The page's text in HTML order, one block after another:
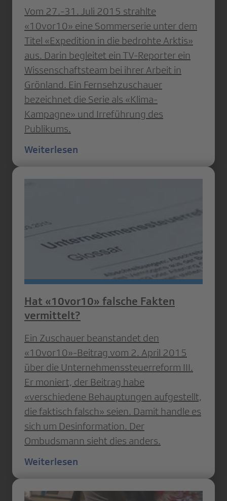
Vom 27.-31. Juli 2015 strahlte
«10vor10» eine Sommerserie unter dem
Titel «Expedition in die bedrohte Arktis»
aus. Darin begleitet ein TV-Reporter ein
Wissenschaftsteam bei ihrer Arbeit in
Grönland. Ein Fernsehzuschauer
bezeichnet die Serie als «Klima-
Kampagne» und Irreführung des
Publikums.
Weiterlesen
Hat «10vor10» falsche Fakten
vermittelt?
Ein Zuschauer beanstandet den
«10vor10»-Beitrag vom 2. April 2015
über die Unternehmenssteuerreform III.
Er moniert, der Beitrag habe
«verschiedene Behauptungen aufgestellt,
die faktisch falsch» seien. Damit handle es
sich um Desinformation. Der
Ombudsmann sieht dies anders.
Weiterlesen